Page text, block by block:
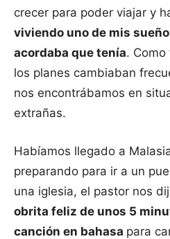
crecer para poder viajar y
viviendo uno de mis
acordaba que tenía.
los planes cambiaban
nos encontrábamos en
extrañas.
Habíamos llegado a
preparando para ir a un
una iglesia, el pastor nos
obrita feliz de unos 5
canción en bahasa para